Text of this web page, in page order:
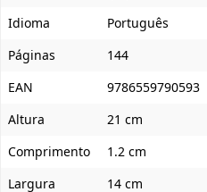
Idioma
Português
Páginas
144
EAN
9786559790593
Altura
21 cm
Comprimento
1.2 cm
Largura
14 cm